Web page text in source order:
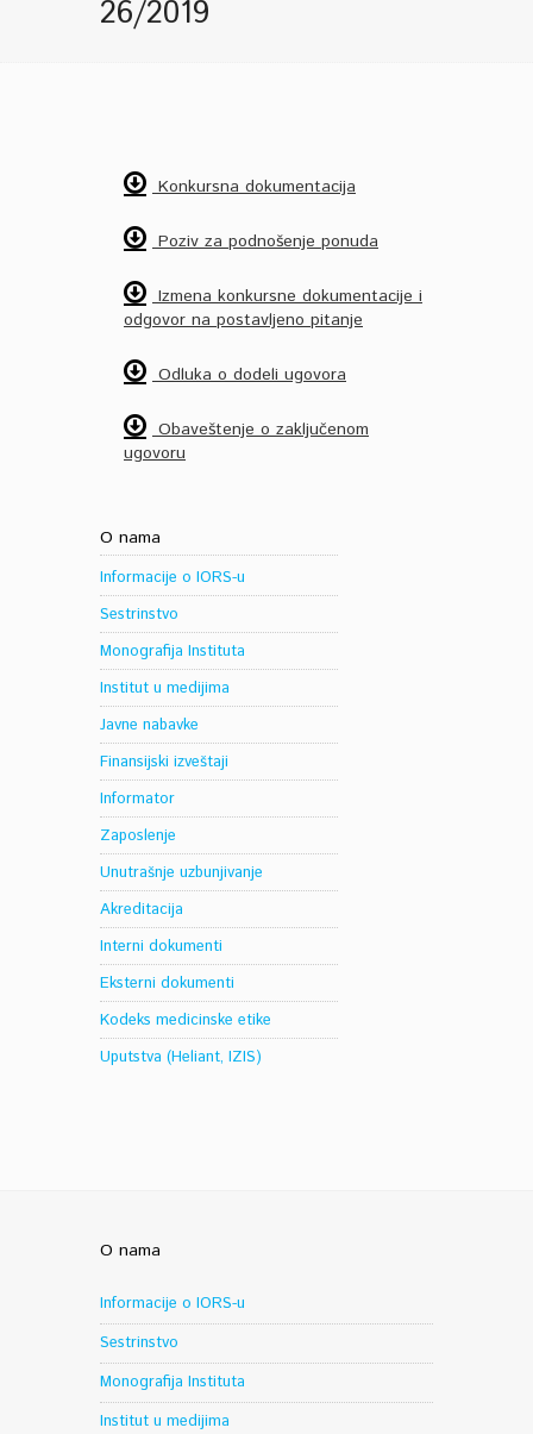
26/2019
Konkursna dokumentacija
Poziv za podnošenje ponuda
Izmena konkursne dokumentacije i
odgovor na postavljeno pitanje
Odluka o dodeli ugovora
Obaveštenje o zaključenom
ugovoru
O nama
Informacije o IORS-u
Sestrinstvo
Monografija Instituta
Institut u medijima
Javne nabavke
Finansijski izveštaji
Informator
Zaposlenje
Unutrašnje uzbunjivanje
Akreditacija
Interni dokumenti
Eksterni dokumenti
Kodeks medicinske etike
Uputstva (Heliant, IZIS)
O nama
Informacije o IORS-u
Sestrinstvo
Monografija Instituta
Institut u medijima